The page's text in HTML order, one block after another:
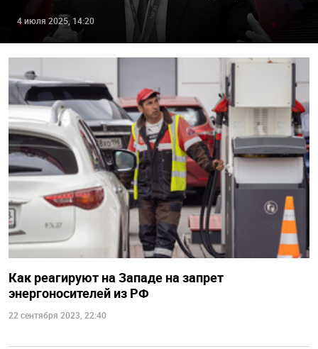
4 июля 2025, 14:20
Как реагируют на Западе на запрет
энергоносителей из РФ
22 сентября 2023, 22:40